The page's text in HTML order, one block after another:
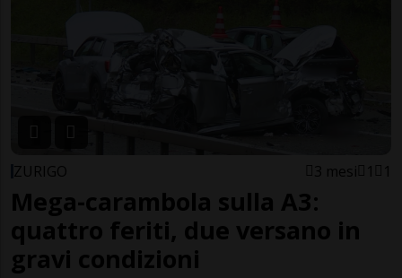
ZURIGO 3 mesi 1 1
Mega-carambola sulla A3:
quattro feriti, due versano in
gravi condizioni